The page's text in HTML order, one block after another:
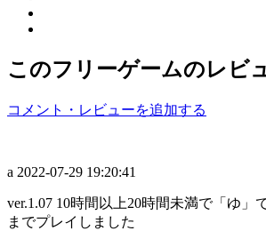
このフリーゲームのレビ
コメント・レビューを追加する
a 2022-07-29 19:20:41
ver.1.07 10時間以上20時間未満で「ゆ」
までプレイしました